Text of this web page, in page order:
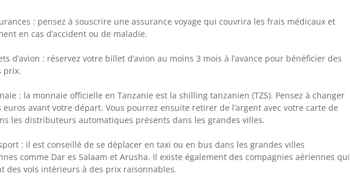
: pensez à souscrire une assurance voyage qui couvrira les frais médicaux et
en cas d’accident ou de maladie.
d’avion : réservez votre billet d’avion au moins 3 mois à l’avance pour bénéficier des
prix.
: la monnaie officielle en Tanzanie est la shilling tanzanien (TZS). Pensez à changer
euros avant votre départ. Vous pourrez ensuite retirer de l’argent avec votre carte de
les distributeurs automatiques présents dans les grandes villes.
: il est conseillé de se déplacer en taxi ou en bus dans les grandes villes
comme Dar es Salaam et Arusha. Il existe également des compagnies aériennes qui
des vols intérieurs à des prix raisonnables.